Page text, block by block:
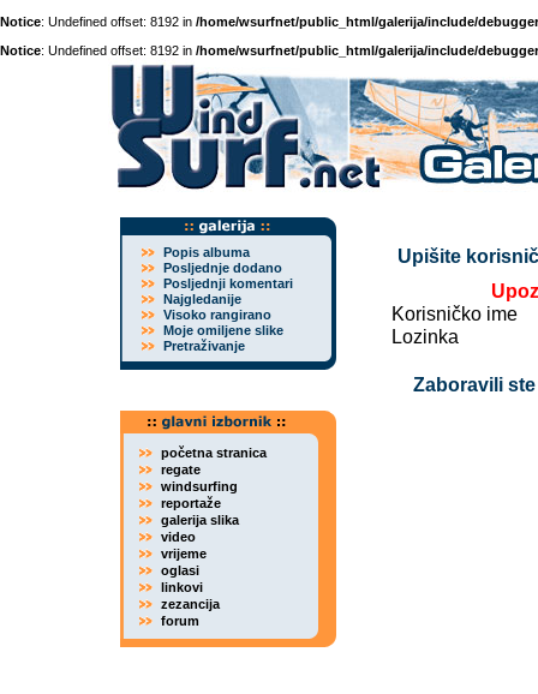
Notice: Undefined offset: 8192 in /home/wsurfnet/public_html/galerija/include/
Notice: Undefined offset: 8192 in /home/wsurfnet/public_html/galerija/include/
Popis albuma
Posljednje dodano
Posljednji komentari
Najgledanije
Visoko rangirano
Moje omiljene slike
Pretraživanje
početna stranica
regate
windsurfing
reportaže
galerija slika
video
vrijeme
oglasi
linkovi
zezancija
forum
Upišite
Korisničko ime
Lozinka
Zaboravili